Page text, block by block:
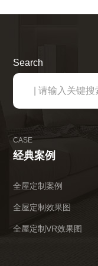
Search
CASE
经典案例
全屋定制案例
全屋定制效果图
全屋定制VR效果图